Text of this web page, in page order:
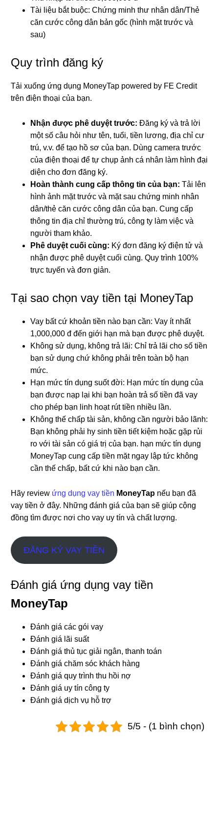
Tài liệu bắt buộc: Chứng minh thư nhân dân/Thẻ
căn cước công dân bản gốc (hình mặt trước và
sau)
Quy trình đăng ký
Tải xuống ứng dụng MoneyTap powered by FE Credit
trên điện thoại của bạn.
Nhận được phê duyệt trước: Đăng ký và trả lời
một số câu hỏi như tên, tuổi, tiền lương, địa chỉ cư
trú, v.v. để tạo hồ sơ của bạn. Dùng camera trước
của điện thoại để tự chụp ảnh cá nhân làm hình đại
diện cho đơn đăng ký.
Hoàn thành cung cấp thông tin của bạn:Tải lên
hình ảnh mặt trước và mặt sau chứng minh nhân
dân/thẻ căn cước công dân của bạn. Cung cấp
thông tin địa chỉ thường trú, công ty làm việc và
người tham khảo.
Phê duyệt cuối cùng: Ký đơn đăng ký điện tử và
nhận được phê duyệt cuối cùng. Quy trình 100%
trực tuyến và đơn giản.
Tại sao chọn vay tiền tại MoneyTap
Vay bất cứ khoản tiền nào bạn cần: Vay ít nhất
1,000,000 đ đến giới hạn mà bạn được phê duyệt.
Không sử dụng, không trả lãi: Chỉ trả lãi cho số tiền
bạn sử dụng chứ không phải trên toàn bộ hạn
mức.
Hạn mức tín dụng suốt đời: Hạn mức tín dụng của
bạn được nạp lại khi bạn hoàn trả số tiền đã vay
cho phép bạn linh hoạt rút tiền nhiều lần.
Không thế chấp tài sản, không cần người bảo lãnh:
Bạn không phải hy sinh tiền tiết kiệm hoặc gặp rủi
ro với tài sản có giá trị của bạn. hạn mức tín dụng
MoneyTap cung cấp tiền mặt ngay lập tức không
cần thế chấp, bất cứ khi nào bạn cần.
Hãy review ứng dụng vay tiền MoneyTap nếu bạn đã
vay tiền ở đây. Những đánh giá của bạn sẽ giúp cộng
đồng tìm được nơi cho vay uy tín và chất lượng.
ĐĂNG KÝ VAY TIỀN
Đánh giá ứng dụng vay tiền
MoneyTap
Đánh giá các gói vay
Đánh giá lãi suất
Đánh giá thủ tục giải ngân, thanh toán
Đánh giá chăm sóc khách hàng
Đánh giá quy trình thu hồi nợ
Đánh giá uy tín công ty
Đánh giá dịch vụ hỗ trợ
5/5 - (1 bình chọn)